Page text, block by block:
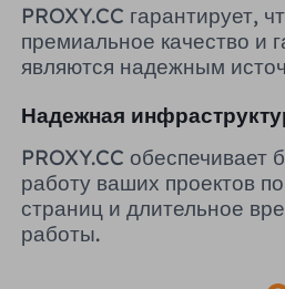
PROXY.CC гарантирует,
премиальное качество и
являются надежным
Надежная
PROXY.CC обеспечивает
работу ваших проектов
страниц и длительное
работы.